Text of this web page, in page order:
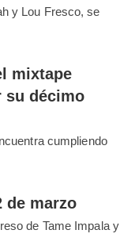
y Lou Fresco, se
mixtape
su décimo
cumpliendo
de marzo
de Tame Impala y